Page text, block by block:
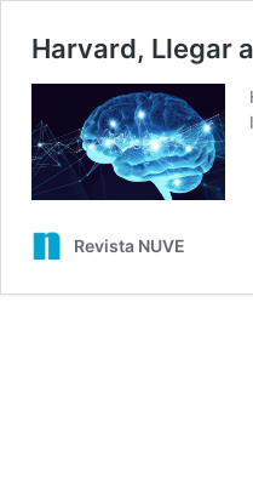
Harvard, Llegar
Revista NUVE